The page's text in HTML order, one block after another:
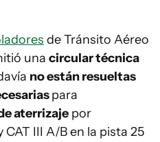
de Tránsito Aéreo
una circular técnica
no están resueltas
para
aterrizaje por
III A/B en la pista 25